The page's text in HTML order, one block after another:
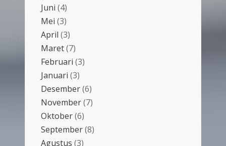
Juni (4)
Mei (3)
April (3)
Maret(7)
Februari (3)
Januari (3)
Desember(6)
November(7)
Oktober(6)
September(8)
Agustus (3)